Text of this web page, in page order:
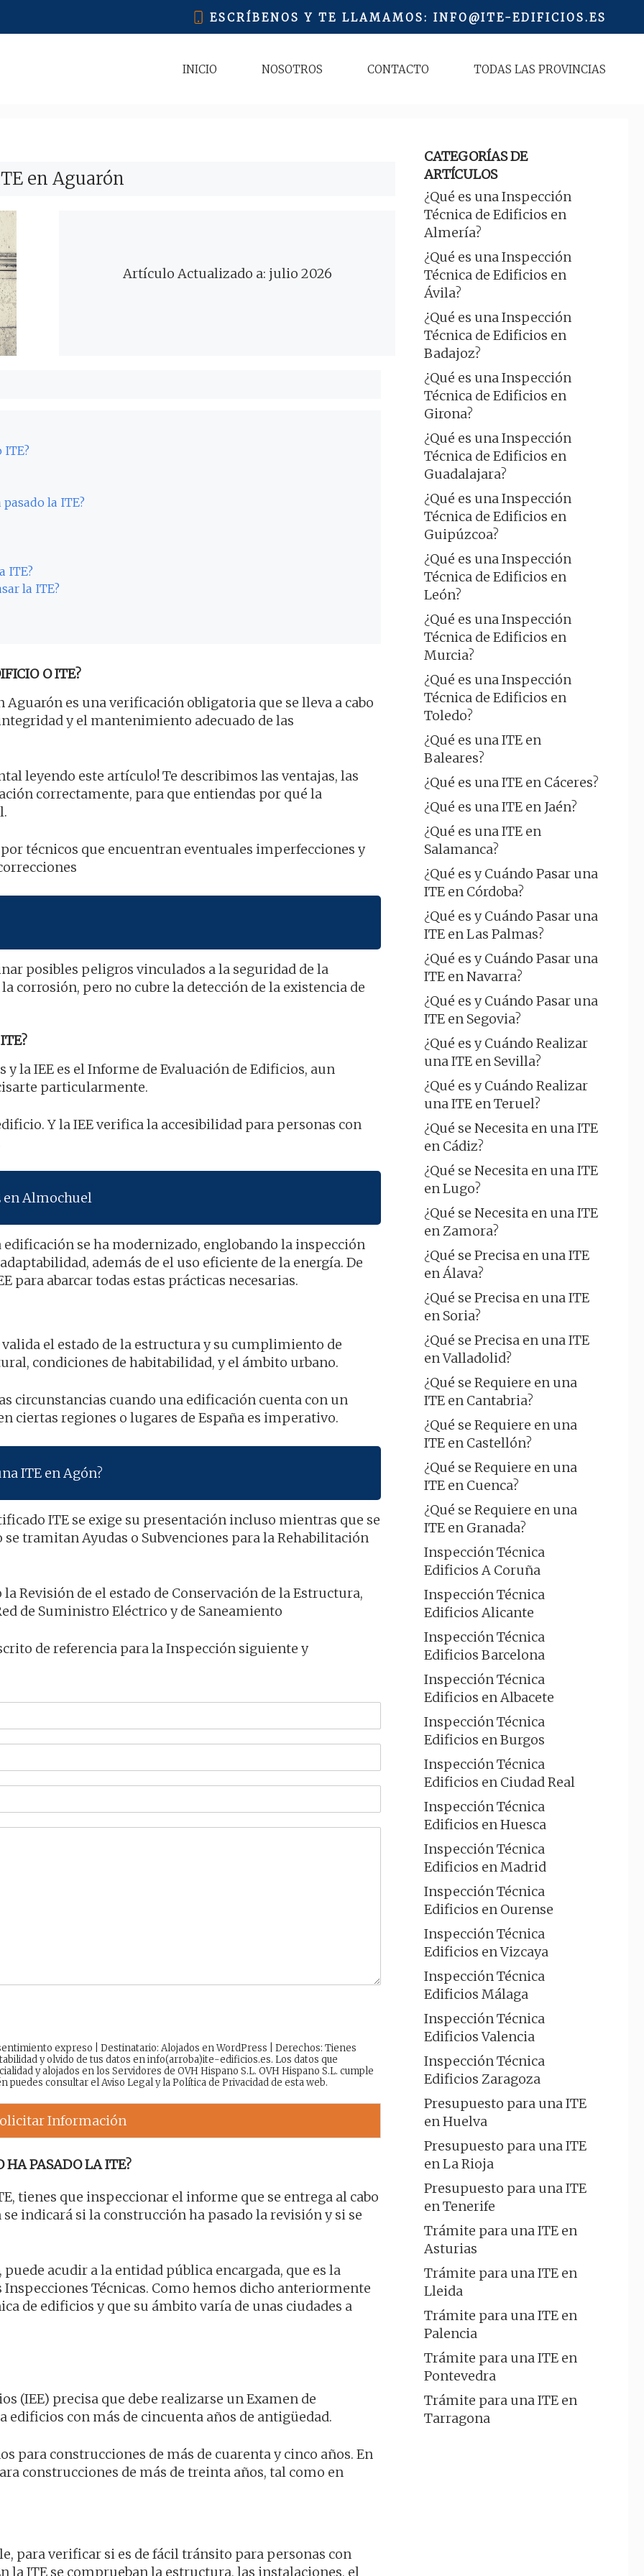
ESCRÍBENOS Y TE LLAMAMOS: INFO@ITE-EDIFICIOS.ES
INICIO NOSOTROS CONTACTO TODAS LAS PROVINCIAS
en Aguarón
Artículo Actualizado a: julio 2026
ITE?
la ITE?
ITE?
la ITE?
O ITE?
Aguarón es una verificación obligatoria que se lleva a cabo
y el mantenimiento adecuado de las
leyendo este artículo! Te describimos las ventajas, las
correctamente, para que entiendas por qué la
técnicos que encuentran eventuales imperfecciones y
posibles peligros vinculados a la seguridad de la
corrosión, pero no cubre la detección de la existencia de
y la IEE es el Informe de Evaluación de Edificios, aun
particularmente.
Y la IEE verifica la accesibilidad para personas con
en Almochuel
se ha modernizado, englobando la inspección
además de el uso eficiente de la energía. De
para abarcar todas estas prácticas necesarias.
el estado de la estructura y su cumplimiento de
condiciones de habitabilidad, y el ámbito urbano.
circunstancias cuando una edificación cuenta con un
ciertas regiones o lugares de España es imperativo.
ITE en Agón?
ITE se exige su presentación incluso mientras que se
tramitan Ayudas o Subvenciones para la Rehabilitación
Revisión de el estado de Conservación de la Estructura,
de Suministro Eléctrico y de Saneamiento
de referencia para la Inspección siguiente y
expreso | Destinatario: Alojados en WordPress | Derechos: Tienes
y olvido de tus datos en info(arroba)ite-edificios.es. Los datos que
y alojados en los Servidores de OVH Hispano S.L. OVH Hispano S.L. cumple
puedes consultar elAviso Legaly laPolítica de Privacidadde esta web.
Información
HA PASADO LA ITE?
tienes que inspeccionar el informe que se entrega al cabo
indicará si la construcción ha pasado la revisión y si se
acudir a la entidad pública encargada, que es la
Técnicas. Como hemos dicho anteriormente
de edificios y que su ámbito varía de unas ciudades a
(IEE) precisa que debe realizarse un Examen de
edificios con más de cincuenta años de antigüedad.
para construcciones de más de cuarenta y cinco años. En
construcciones de más de treinta años, tal como en
para verificar si es de fácil tránsito para personas con
ITE se comprueban la estructura, las instalaciones, el
CATEGORÍAS DE
ARTÍCULOS
¿Qué es una Inspección
Técnica de Edificios en
Almería?
¿Qué es una Inspección
Técnica de Edificios en
Ávila?
¿Qué es una Inspección
Técnica de Edificios en
Badajoz?
¿Qué es una Inspección
Técnica de Edificios en
Girona?
¿Qué es una Inspección
Técnica de Edificios en
Guadalajara?
¿Qué es una Inspección
Técnica de Edificios en
Guipúzcoa?
¿Qué es una Inspección
Técnica de Edificios en
León?
¿Qué es una Inspección
Técnica de Edificios en
Murcia?
¿Qué es una Inspección
Técnica de Edificios en
Toledo?
¿Qué es una ITE en
Baleares?
¿Qué es una ITE en Cáceres?
¿Qué es una ITE en Jaén?
¿Qué es una ITE en
Salamanca?
¿Qué es y Cuándo Pasar una
ITE en Córdoba?
¿Qué es y Cuándo Pasar una
ITE en Las Palmas?
¿Qué es y Cuándo Pasar una
ITE en Navarra?
¿Qué es y Cuándo Pasar una
ITE en Segovia?
¿Qué es y Cuándo Realizar
una ITE en Sevilla?
¿Qué es y Cuándo Realizar
una ITE en Teruel?
¿Qué se Necesita en una ITE
en Cádiz?
¿Qué se Necesita en una ITE
en Lugo?
¿Qué se Necesita en una ITE
en Zamora?
¿Qué se Precisa en una ITE
en Álava?
¿Qué se Precisa en una ITE
en Soria?
¿Qué se Precisa en una ITE
en Valladolid?
¿Qué se Requiere en una
ITE en Cantabria?
¿Qué se Requiere en una
ITE en Castellón?
¿Qué se Requiere en una
ITE en Cuenca?
¿Qué se Requiere en una
ITE en Granada?
Inspección Técnica
Edificios A Coruña
Inspección Técnica
Edificios Alicante
Inspección Técnica
Edificios Barcelona
Inspección Técnica
Edificios en Albacete
Inspección Técnica
Edificios en Burgos
Inspección Técnica
Edificios en Ciudad Real
Inspección Técnica
Edificios en Huesca
Inspección Técnica
Edificios en Madrid
Inspección Técnica
Edificios en Ourense
Inspección Técnica
Edificios en Vizcaya
Inspección Técnica
Edificios Málaga
Inspección Técnica
Edificios Valencia
Inspección Técnica
Edificios Zaragoza
Presupuesto para una ITE
en Huelva
Presupuesto para una ITE
en La Rioja
Presupuesto para una ITE
en Tenerife
Trámite para una ITE en
Asturias
Trámite para una ITE en
Lleida
Trámite para una ITE en
Palencia
Trámite para una ITE en
Pontevedra
Trámite para una ITE en
Tarragona